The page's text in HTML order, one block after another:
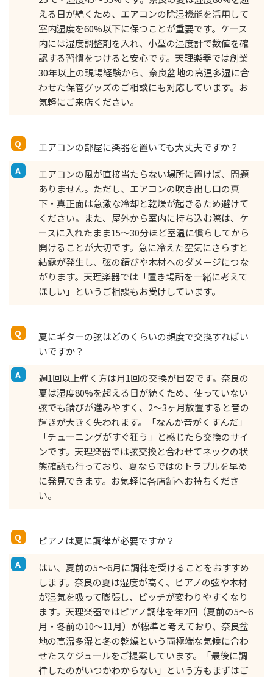
える日が続くため、エアコンの除湿機能を活用して
室内湿度を60%以下に保つことが重要です。ケース
内には湿度調整剤を入れ、小型の湿度計で数値を確
認する習慣をつけると安心です。天理楽器では創業
30年以上の現場経験から、奈良盆地の高温多湿に合
わせた保管グッズのご相談にも対応しています。お
気軽にご来店ください。
エアコンの部屋に楽器を置いても大丈夫ですか？
エアコンの風が直接当たらない場所に置けば、問題
ありません。ただし、エアコンの吹き出し口の真
下・真正面は急激な冷却と乾燥が起きるため避けて
ください。また、屋外から室内に持ち込む際は、ケ
ースに入れたまま15〜30分ほど室温に慣らしてから
開けることが大切です。急に冷えた空気にさらすと
結露が発生し、弦の錆びや木材へのダメージにつな
がります。天理楽器では「置き場所を一緒に考えて
ほしい」というご相談もお受けしています。
夏にギターの弦はどのくらいの頻度で交換すればい
いですか？
週1回以上弾く方は月1回の交換が目安です。奈良の
夏は湿度80%を超える日が続くため、使っていない
弦でも錆びが進みやすく、2〜3ヶ月放置すると音の
輝きが大きく失われます。「なんか音がくすんだ」
「チューニングがすぐ狂う」と感じたら交換のサイ
ンです。天理楽器では弦交換と合わせてネックの状
態確認も行っており、夏ならではのトラブルを早め
に発見できます。お気軽に各店舗へお持ちくださ
い。
ピアノは夏に調律が必要ですか？
はい、夏前の5〜6月に調律を受けることをおすすめ
します。奈良の夏は湿度が高く、ピアノの弦や木材
が湿気を吸って膨張し、ピッチが変わりやすくなり
ます。天理楽器ではピアノ調律を年2回（夏前の5〜6
月・冬前の10〜11月）が標準と考えており、奈良盆
地の高温多湿と冬の乾燥という両極端な気候に合わ
せたスケジュールをご提案しています。「最後に調
律したのがいつかわからない」という方もまずはご